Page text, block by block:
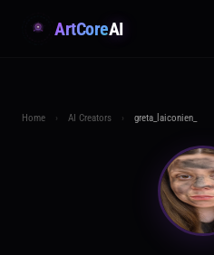
ArtCoreAI
Home › AI Creators › greta_laiconien_